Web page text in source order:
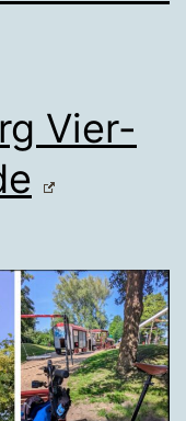
Vier-